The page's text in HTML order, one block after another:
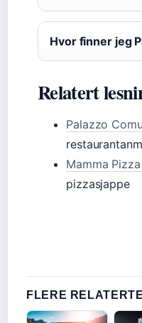
Hvor finner jeg
Relatert
Palazzo
Mamma
pizzasjappe
FLERE